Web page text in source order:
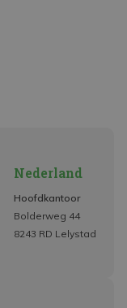
Nederland
Hoofdkantoor
Bolderweg 44
8243 RD Lelystad